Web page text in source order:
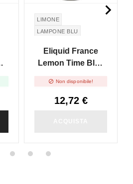
LIMONE
LAMPONE BLU
Eliquid France
Lemon Time Blue
Shot 10ml
 Non disponibile!
12,72 €
